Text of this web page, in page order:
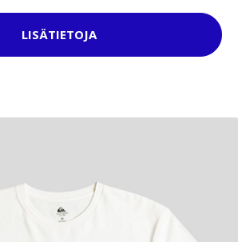
LISÄTIETOJA